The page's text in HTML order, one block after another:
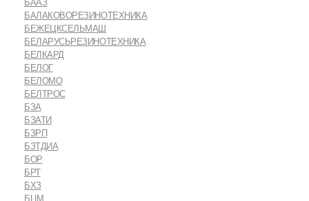
БААЗ
БАЛАКОВОРЕЗИНОТЕХНИКА
БЕЖЕЦКСЕЛЬМАШ
БЕЛАРУСЬРЕЗИНОТЕХНИКА
БЕЛКАРД
БЕЛОГ
БЕЛОМО
БЕЛТРОС
БЗА
БЗАТИ
БЗРП
БЗТДИА
БОР
БРТ
БХЗ
БЦМ